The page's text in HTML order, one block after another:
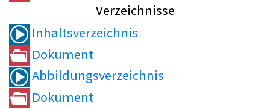
Verzeichnisse
Inhaltsverzeichnis
Dokument
Abbildungsverzeichnis
Dokument